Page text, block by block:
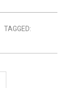
TAGGED: